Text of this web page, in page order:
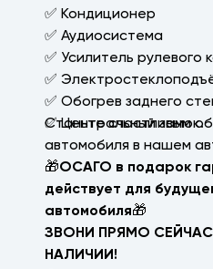
✅ Кондиционер
✅ Аудиосистема
✅ Усилитель рулевого
✅
✅ Обогрев заднего
✅ Центральный замок.
Станьте счастливым
автомобиля в нашем
🎁ОСАГО в подарок
действует для
автомобиля🎁
ЗВОНИ ПРЯМО
НАЛИЧИИ!